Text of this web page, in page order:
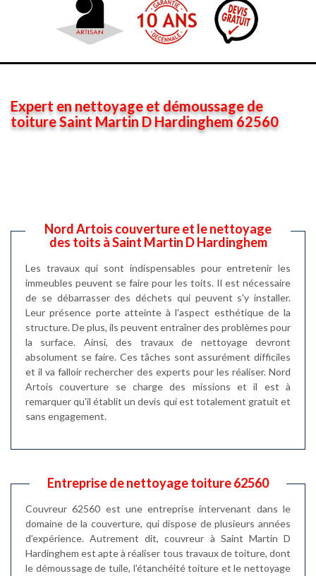
Expert en nettoyage et démoussage de
toiture Saint Martin D Hardinghem 62560
Nord Artois couverture et le nettoyage
des toits à Saint Martin D Hardinghem
Les travaux qui sont indispensables pour entretenir les
immeubles peuvent se faire pour les toits. Il est nécessaire
de se débarrasser des déchets qui peuvent s'y installer.
Leur présence porte atteinte à l'aspect esthétique de la
structure. De plus, ils peuvent entraîner des problèmes pour
la surface. Ainsi, des travaux de nettoyage devront
absolument se faire. Ces tâches sont assurément difficiles
et il va falloir rechercher des experts pour les réaliser. Nord
Artois couverture se charge des missions et il est à
remarquer qu'il établit un devis qui est totalement gratuit et
sans engagement.
Entreprise de nettoyage toiture 62560
Couvreur 62560 est une entreprise intervenant dans le
domaine de la couverture, qui dispose de plusieurs années
d’expérience. Autrement dit, couvreur à Saint Martin D
Hardinghem est apte à réaliser tous travaux de toiture, dont
le démoussage de tuile, l’étanchéité toiture et le nettoyage